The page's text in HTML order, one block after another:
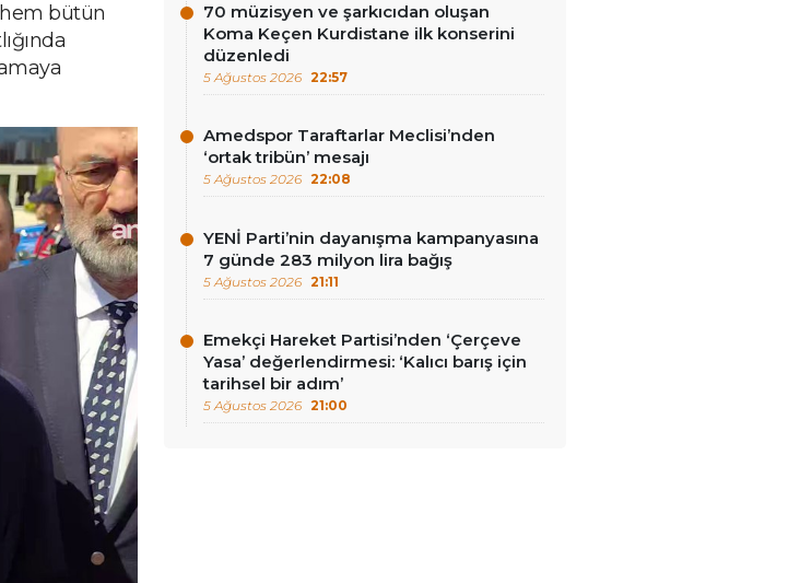
bütün
70 müzisyen ve şarkıcıdan oluşan
Koma Keçen Kurdistane ilk konserini
düzenledi
5 Ağustos 2026 22:57
Amedspor Taraftarlar Meclisi’nden
‘ortak tribün’ mesajı
5 Ağustos 2026 22:08
YENİ Parti’nin dayanışma kampanyasına
7 günde 283 milyon lira bağış
5 Ağustos 2026 21:11
Emekçi Hareket Partisi’nden ‘Çerçeve
Yasa’ değerlendirmesi: ‘Kalıcı barış için
tarihsel bir adım’
5 Ağustos 2026 21:00